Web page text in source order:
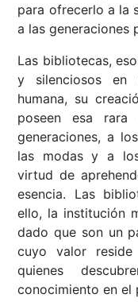
para ofrecerlo a la
a las generaciones
Las bibliotecas,
y silenciosos en
humana, su
poseen esa
generaciones, a
las modas y a
virtud de
esencia. Las
ello, la institución
dado que son un
cuyo valor
quienes
conocimiento en el